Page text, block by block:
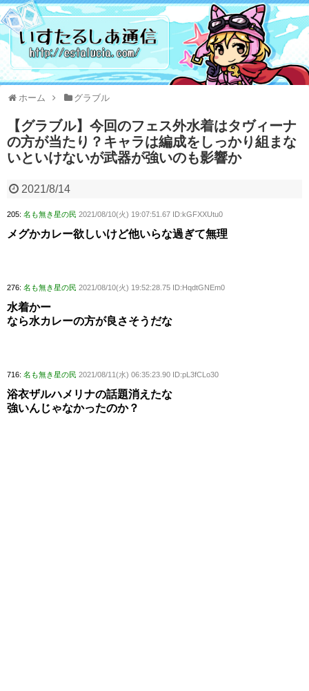
ホーム グラブル
【グラブル】今回のフェス外水着はタヴィーナ
の方が当たり？キャラは編成をしっかり組まな
いといけないが武器が強いのも影響か
2021/8/14
205: 名も無き星の民 2021/08/10(火) 19:07:51.67 ID:kGFXXUtu0
メグかカレー欲しいけど他いらな過ぎて無理
276: 名も無き星の民 2021/08/10(火) 19:52:28.75 ID:HqdtGNEm0
水着かー
なら水カレーの方が良さそうだな
716: 名も無き星の民 2021/08/11(水) 06:35:23.90 ID:pL3fCLo30
浴衣ザルハメリナの話題消えたな
強いんじゃなかったのか？